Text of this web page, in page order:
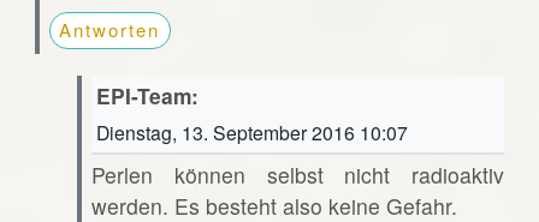
Antworten
EPI-Team:
Dienstag, 13. September 2016 10:07
Perlen können selbst nicht radioaktiv
werden. Es besteht also keine Gefahr.